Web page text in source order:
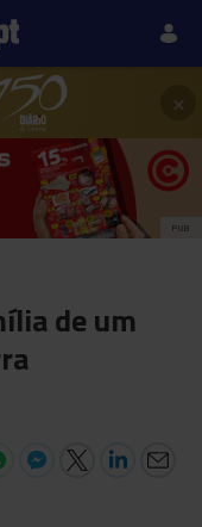
×
PUB
de um